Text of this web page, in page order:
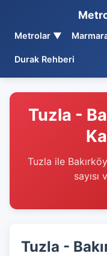
Metrolar ▼
Durak Rehberi
Tuzla -
Tuzla ile
Tuzla -